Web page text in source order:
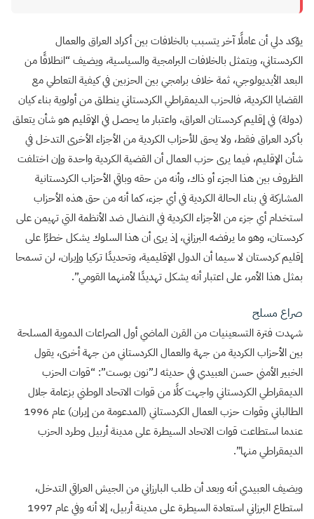
يؤكد دلي أن عاملًا آخر يتسبب بالخلافات بين أكراد العراق والعمال
الكردستاني، ويتمثل بالخلافات البرامجية والسياسية، ويضيف “انطلاقًا من
البعد الأيديولوجي، ثمة خلاف برامجي بين الحزبين في كيفية التعاطي مع
القضايا الكردية، فالحزب الديمقراطي الكردستاني ينطلق من أولوية بناء كيان
(دولة) في إقليم كردستان العراق، واعتبار ما يحصل في الإقليم هو شأن يتعلق
بأكرد العراق فقط، ولا يحق للأحزاب الكردية من الأجزاء الأخرى التدخل في
شأن الإقليم، فيما يرى حزب العمال أن القضية الكردية واحدة وإن اختلفت
الظروف بين هذا الجزء أو ذاك، وأنه من حقه وباقي الأحزاب الكردستانية
المشاركة في بناء الحالة الكردية في أي جزء، كما أنه من حق هذه الأحزاب
استخدام أي جزء من الأجزاء الكردية في النضال ضد الأنظمة التي تهيمن على
كردستان، وهو ما يرفضه البرزاني، إذ يرى أن هذا السلوك يشكل خطرًا على
إقليم كردستان لا سيما أن الدول الإقليمية، وتحديدًا تركيا وإيران، لن تسمحا
بمثل هذا الأمر، على اعتبار أنه يشكل تهديدًا لأمنهما القومي”.
صراع مسلح
شهدت فترة التسعينيات من القرن الماضي أول الصراعات الدموية المسلحة
بين الأحزاب الكردية من جهة والعمال الكردستاني من جهة أخرى، يقول
الخبير الأمني حسن العبيدي في حديثه لـ”نون بوست”: “قوات الحزب
الديمقراطي الكردستاني واجهت كلًا من قوات الاتحاد الوطني بزعامة جلال
الطالباني وقوات حزب العمال الكردستاني (المدعومة من إيران) عام 1996
عندما استطاعت قوات الاتحاد السيطرة على مدينة أربيل وطرد الحزب
الديمقراطي منها”.
ويضيف العبيدي أنه وبعد أن طلب البارزاني من الجيش العراقي التدخل،
استطاع البرزاني استعادة السيطرة على مدينة أربيل، إلا أنه وفي عام 1997